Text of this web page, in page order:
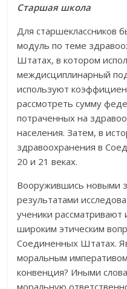
Старшая школа
Для старшеклассников
модуль по теме
Штатах, в котором
междисциплинарный
используют
рассмотреть сумму
потраченных на
населения. Затем, в
здравоохранения в
20 и 21 веках.
Вооружившись новыми
результатами
ученики
широким этическим
Соединенных Штатах.
моральным
конвенция? Иными
моральную